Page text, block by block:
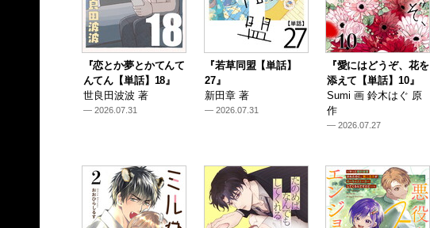
『恋とか夢とかてんて
んてん【単話】18』
世良田波波 著
— 2026.07.31
『若草同盟【単話】
27』
新田章 著
— 2026.07.31
『愛にはどうぞ、花を
添えて【単話】10』
Sumi 画 鈴木はぐ 原
作
— 2026.07.27